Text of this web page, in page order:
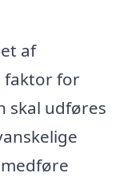
af
faktor for
skal udføres